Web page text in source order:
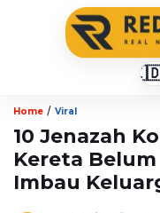
Home / Viral
10 Jenazah
Kereta
Imbau